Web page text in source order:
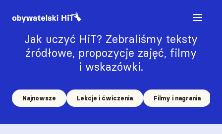
Jak uczyć HiT? Zebraliśmy teksty
źródłowe, propozycje zajęć, filmy
i wskazówki.
Najnowsze Lekcje i ćwiczenia Filmy i nagrania